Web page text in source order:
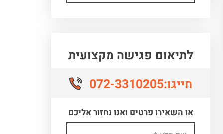
לתיאום פגישה מקצועית
חייגו:072-3310205
או השאירו פרטים ואנו נחזור אליכם